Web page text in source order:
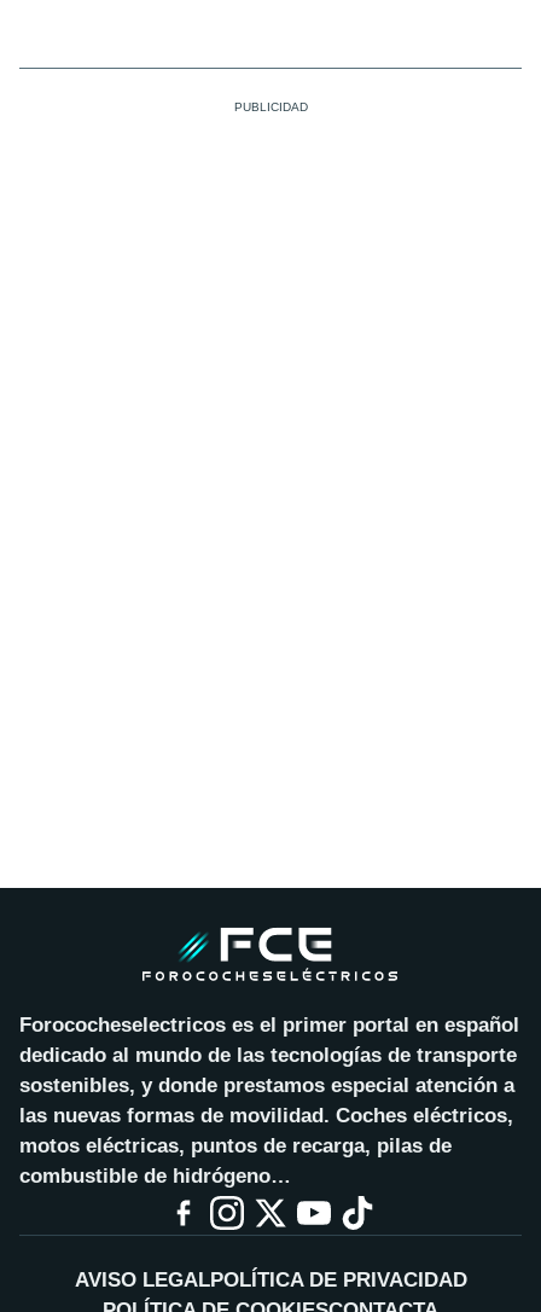
Forococheselectricos es el primer portal en español
dedicado al mundo de las tecnologías de transporte
sostenibles, y donde prestamos especial atención a
las nuevas formas de movilidad. Coches eléctricos,
motos eléctricas, puntos de recarga, pilas de
combustible de hidrógeno…
AVISO LEGALPOLÍTICA DE PRIVACIDAD